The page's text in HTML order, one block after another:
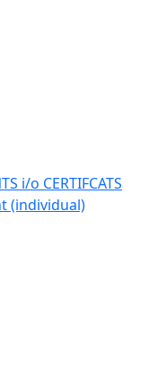
i/o CERTIFCATS
(individual)